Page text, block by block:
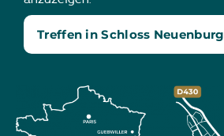
Treffen in Schloss Neuenburg